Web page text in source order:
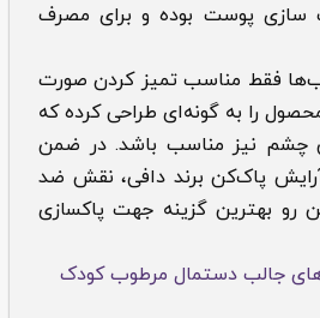
سازی پوست بوده و برای مصرف
فقط مناسب تمیز کردن صورت
را به گونه‌ای طراحی کرده که
چشم نیز مناسب باشد. در ضمن
پاک‌کن برند دافی، نقش ضد
رو بهترین گزینه جهت پاکسازی
جالب دستمال مرطوب کودک